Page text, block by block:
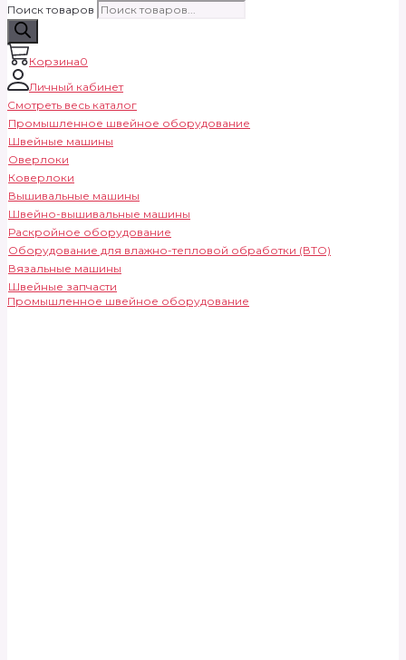
Поиск товаров
Корзина0
Личный кабинет
Смотреть весь каталог
Промышленное швейное оборудование
Швейные машины
Оверлоки
Коверлоки
Вышивальные машины
Швейно-вышивальные машины
Раскройное оборудование
Оборудование для влажно-тепловой обработки (ВТО)
Вязальные машины
Швейные запчасти
Промышленное швейное оборудование